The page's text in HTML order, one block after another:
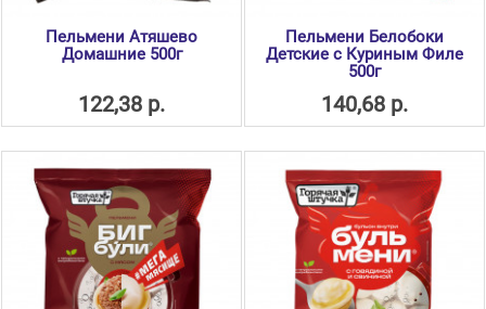
Пельмени Атяшево
Домашние 500г
122,38 р.
Пельмени Белобоки
Детские с Куриным Филе
500г
140,68 р.